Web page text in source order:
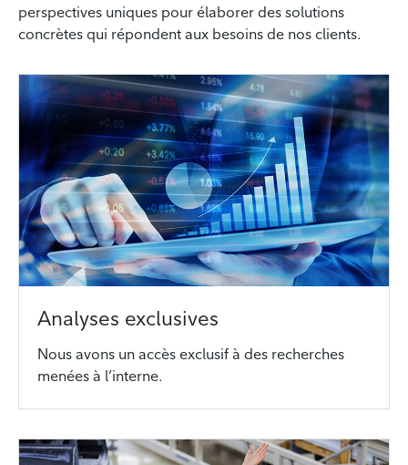
perspectives uniques pour élaborer des solutions
concrètes qui répondent aux besoins de nos clients.
Analyses exclusives
Nous avons un accès exclusif à des recherches
menées à l’interne.